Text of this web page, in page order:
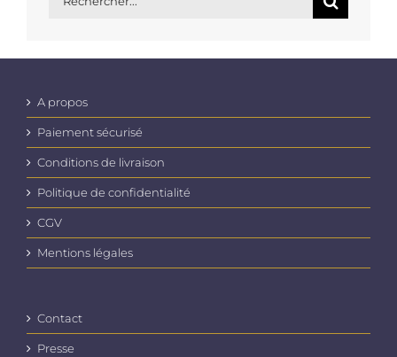
A propos
Paiement sécurisé
Conditions de livraison
Politique de confidentialité
CGV
Mentions légales
Contact
Presse